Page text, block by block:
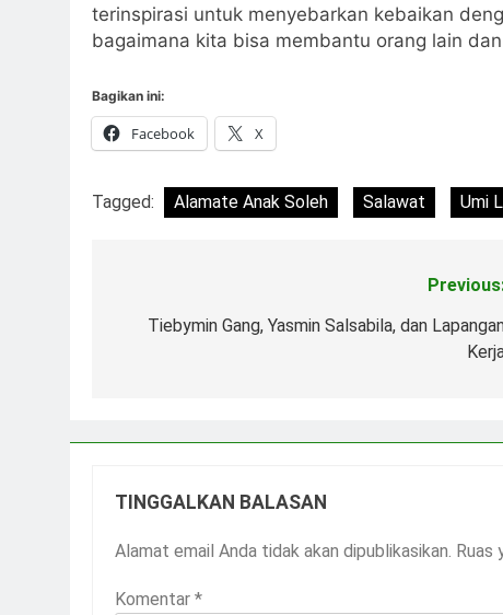
terinspirasi untuk menyebarkan kebaikan
bagaimana kita bisa membantu orang lain
Bagikan ini:
Facebook X
Tagged: Alamate Anak Soleh Salawat Umi
posTiebymin Gang, Yasmin Salsabila, dan
TINGGALKAN BALASAN
Alamat email Anda tidak akan dipublikasikan. Ruas
Komentar *